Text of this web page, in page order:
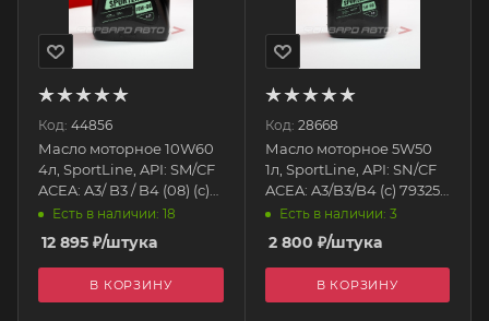
Код: 44856
Масло моторное 10W60
4л, SportLine, API: SM/CF
ACEA: A3/ B3 / B4 (08) (с)
79381 AIMOL
Есть в наличии: 18
12 895 ₽/штука
В КОРЗИНУ
Код: 28668
Масло моторное 5W50
1л, SportLine, API: SN/CF
ACEA: A3/B3/B4 (с) 79325
AIMOL
Есть в наличии: 3
2 800 ₽/штука
В КОРЗИНУ